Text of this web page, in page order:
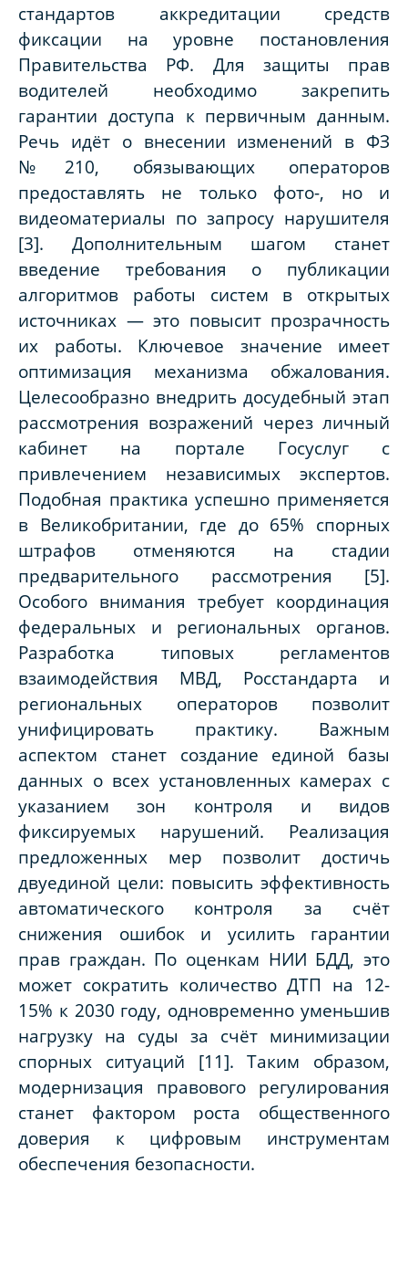
стандартов аккредитации средств
фиксации на уровне постановления
Правительства РФ. Для защиты прав
водителей необходимо закрепить
гарантии доступа к первичным данным.
Речь идёт о внесении изменений в ФЗ
№210, обязывающих операторов
предоставлять не только фото-, но и
видеоматериалы по запросу нарушителя
[3]. Дополнительным шагом станет
введение требования о публикации
алгоритмов работы систем в открытых
источниках — это повысит прозрачность
их работы. Ключевое значение имеет
оптимизация механизма обжалования.
Целесообразно внедрить досудебный этап
рассмотрения возражений через личный
кабинет на портале Госуслуг с
привлечением независимых экспертов.
Подобная практика успешно применяется
в Великобритании, где до 65% спорных
штрафов отменяются на стадии
предварительного рассмотрения [5].
Особого внимания требует координация
федеральных и региональных органов.
Разработка типовых регламентов
взаимодействия МВД, Росстандарта и
региональных операторов позволит
унифицировать практику. Важным
аспектом станет создание единой базы
данных о всех установленных камерах с
указанием зон контроля и видов
фиксируемых нарушений. Реализация
предложенных мер позволит достичь
двуединой цели: повысить эффективность
автоматического контроля за счёт
снижения ошибок и усилить гарантии
прав граждан. По оценкам НИИ БДД, это
может сократить количество ДТП на 12-
15% к 2030 году, одновременно уменьшив
нагрузку на суды за счёт минимизации
спорных ситуаций [11]. Таким образом,
модернизация правового регулирования
станет фактором роста общественного
доверия к цифровым инструментам
обеспечения безопасности.